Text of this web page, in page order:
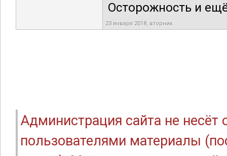
Осторожность и
23 января 2018, вторник
Администрация сайта не
пользователями материалы